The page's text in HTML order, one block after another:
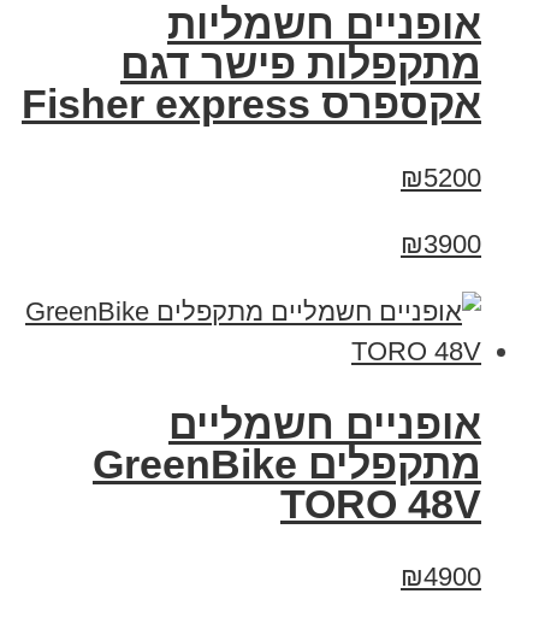
אופניים חשמליות
מתקפלות פישר דגם
אקספרס Fisher express
₪5200
₪3900
אופניים חשמליים
מתקפלים GreenBike
TORO 48V
₪4900